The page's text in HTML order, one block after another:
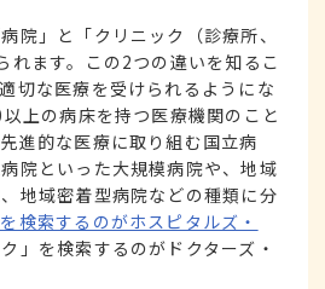
院」と「クリニック（診療所、
れます。この2つの違いを知るこ
切な医療を受けられるようにな
上の病床を持つ医療機関のこと
進的な医療に取り組む国立病
院といった大規模病院や、地域
地域密着型病院などの種類に分
を検索するのがホスピタルズ・
」を検索するのがドクターズ・